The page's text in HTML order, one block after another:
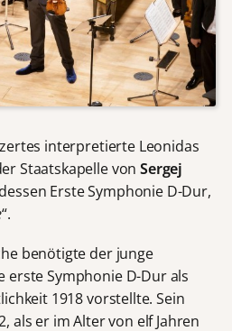
interpretierte Leonidas
Staatskapelle vonSergej
Erste Symphonie D-Dur,
“.
benötigte der junge
erste Symphonie D-Dur als
1918 vorstellte. Sein
als er im Alter von elf Jahren